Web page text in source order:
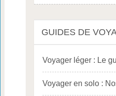
GUIDES DE
Voyager léger : Le
Voyager en solo :